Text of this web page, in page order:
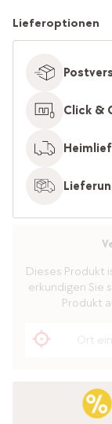
Lieferoptionen
Click &
Dieses Produkt
erkundigen Sie
Produkt